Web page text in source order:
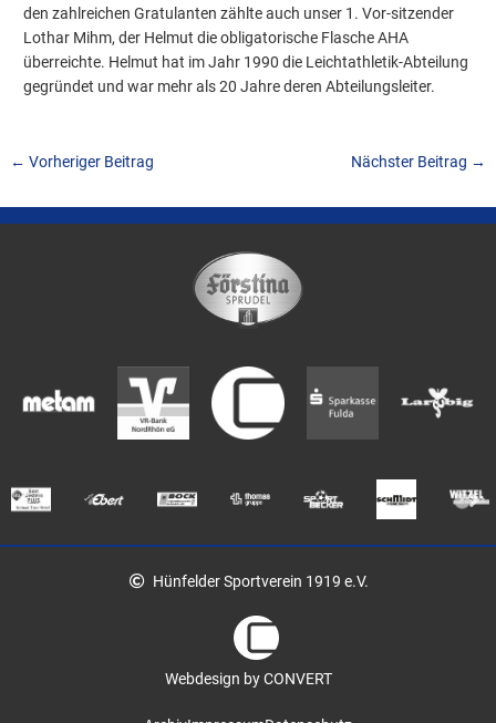
den zahlreichen Gratulanten zählte auch unser 1. Vor-sitzender
Lothar Mihm, der Helmut die obligatorische Flasche AHA
überreichte. Helmut hat im Jahr 1990 die Leichtathletik-Abteilung
gegründet und war mehr als 20 Jahre deren Abteilungsleiter.
← Vorheriger Beitrag Nächster Beitrag →
Hünfelder Sportverein 1919 e.V.
Webdesign by CONVERT